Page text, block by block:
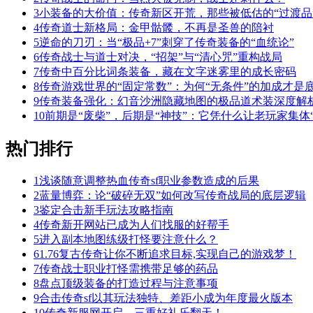
3小装备的大价值：传奇新区开荒，那些被低估的“过渡品
4传奇道士新格局：金甲骷髅，不再是圣兽的陪衬
5逆命的刀刃：当“极品+7”刺穿了传奇装备的“血统论”
6传奇战士与道士对决，“招架”与“清心咒”重构战局
7传奇中百分比词条装备，藏在文字迷雾里的成长密码
8传奇游戏世界的“固定常数”：为何“无条件”的加成才是
9传奇装备强化：幻音沙洲隐藏地图的极品道术装深度解
10前期是“废柴”，后期是“神技”：它凭什么让老玩家集体
热门排行
1浅谈随意调整热血传奇sf职业参数造成的后果
2蓝量博弈：论“破碎无双”如何改写传奇战局的底层逻辑
3鉴定合击新手玩法攻略指南
4传奇新开网站已成为人们找服的好帮手
5进入副本地图练级打怪要注意什么？
61.76复古传奇让你不断追求目标,实现自己的游戏梦！
7传奇战士职业打怪需携带足够的药品
8盘点顶级装备的打造过程与注意事项
9合击传奇sf以其玩法独特、差距小成为年度最火版本